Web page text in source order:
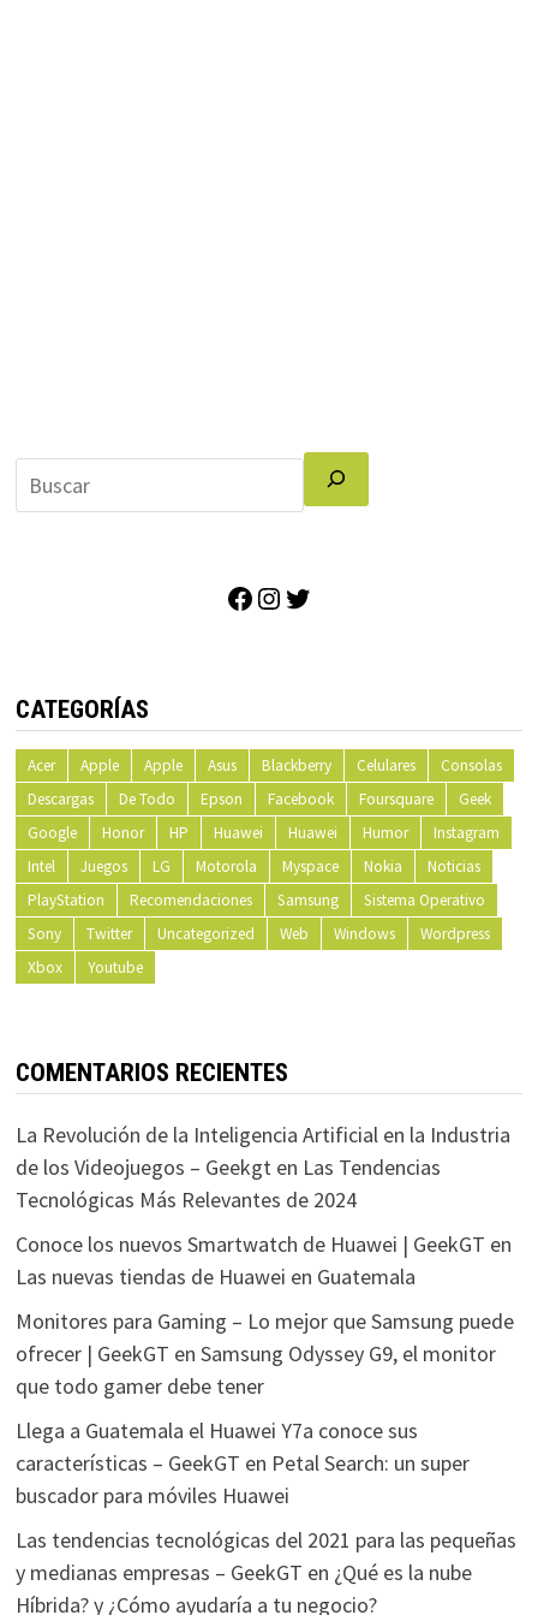
Facebook
Instagram
CATEGORÍAS
Acer Apple Apple Asus Blackberry Celulares
Consolas
Descargas
De Todo Epson Facebook Foursquare
Geek
Google
Honor HP Huawei Huawei Humor
Instagram
Intel
Juegos LG Motorola Myspace Nokia
Noticias
PlayStation
Recomendaciones Samsung
Sistema Operativo
Sony
Twitter Uncategorized Web Windows
Wordpress
Xbox
Youtube
COMENTARIOS RECIENTES
La Revolución de la Inteligencia Artificial en la Industria
de los Videojuegos – Geekgten Las Tendencias
Tecnológicas Más Relevantes de 2024
Conoce los nuevos Smartwatch de Huawei | GeekGT en
Las nuevas tiendas de Huawei en Guatemala
Monitores para Gaming – Lo mejor que Samsung puede
ofrecer | GeekGT en Samsung Odyssey G9, el monitor
que todo gamer debe tener
Llega a Guatemala el Huawei Y7a conoce sus
características – GeekGT en Petal Search: un super
buscador para móviles Huawei
Las tendencias tecnológicas del 2021 para las pequeñas
y medianas empresas – GeekGT en ¿Qué es la nube
Híbrida? y ¿Cómo ayudaría a tu negocio?